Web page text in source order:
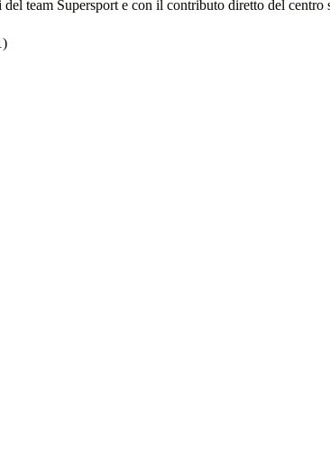
team Supersport e con il contributo diretto del